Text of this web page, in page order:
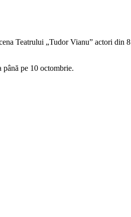
Teatrului „Tudor Vianu” actori din 8
pe 10 octombrie.